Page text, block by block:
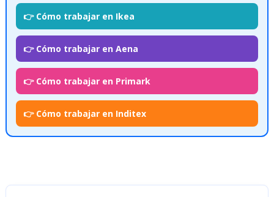
👉 Cómo trabajar en Ikea
👉 Cómo trabajar en Aena
👉 Cómo trabajar en Primark
👉 Cómo trabajar en Inditex